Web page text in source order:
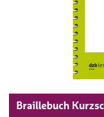
Braillebuch